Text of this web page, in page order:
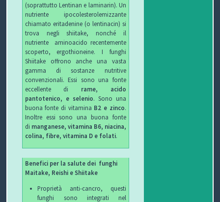
(soprattutto Lentinan e laminarin). Un
nutriente ipocolesterolemizzante
chiamato eritadenine (o lentinacin) si
trova negli shiitake, nonché il
nutriente aminoacido recentemente
scoperto, ergothioneine. I funghi
Shiitake offrono anche una vasta
gamma di sostanze nutritive
convenzionali. Essi sono una fonte
eccellente di rame, acido
pantotenico, e selenio. Sono una
buona fonte di vitamina B2 e zinco.
Inoltre essi sono una buona fonte
di manganese, vitamina B6, niacina,
colina, fibre, vitamina D e folati.
Benefici per la salute dei funghi
Maitake, Reishi e Shiitake
Proprietà anti-cancro, questi
funghi sono integrati nel